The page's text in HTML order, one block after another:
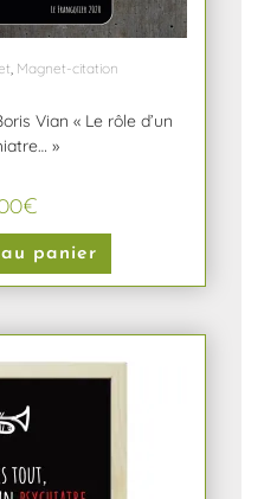
, Magnet-citation
Vian « Le rôle d’un
»
€
panier